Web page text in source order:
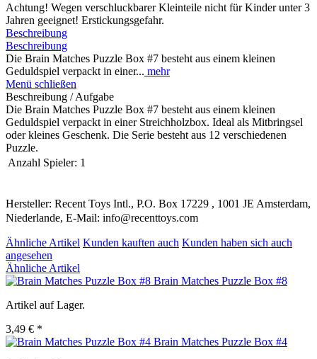
Achtung! Wegen verschluckbarer Kleinteile nicht für Kinder unter 3
Jahren geeignet! Erstickungsgefahr.
Beschreibung
Beschreibung
Die Brain Matches Puzzle Box #7 besteht aus einem kleinen
Geduldspiel verpackt in einer... mehr
Menü schließen
Beschreibung / Aufgabe
Die Brain Matches Puzzle Box #7 besteht aus einem kleinen
Geduldspiel verpackt in einer Streichholzbox. Ideal als Mitbringsel
oder kleines Geschenk. Die Serie besteht aus 12 verschiedenen
Puzzle.
Anzahl Spieler: 1
Hersteller: Recent Toys Intl., P.O. Box 17229 , 1001 JE Amsterdam,
Niederlande, E-Mail: info@recenttoys.com
Ähnliche Artikel Kunden kauften auch Kunden haben sich auch
angesehen
Ähnliche Artikel
Brain Matches Puzzle Box #8
Artikel auf Lager.
3,49 € *
Brain Matches Puzzle Box #4